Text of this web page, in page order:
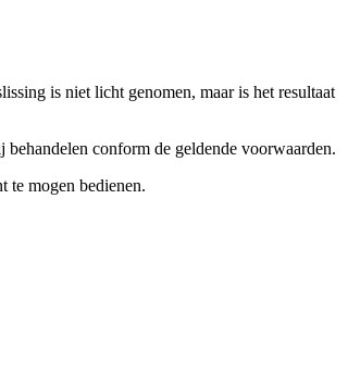
is niet licht genomen, maar is het resultaat
conform de geldende voorwaarden.
te mogen bedienen.